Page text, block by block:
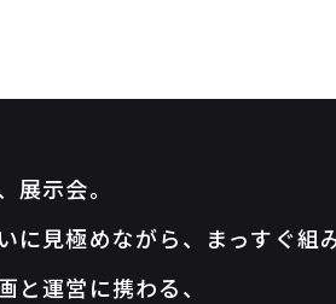
展示会。
に見極めながら、
まっすぐ組
と運営に携わる、